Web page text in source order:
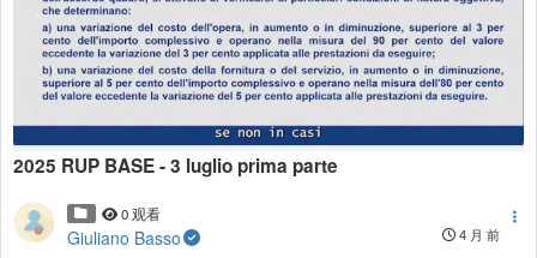
2025 RUP BASE - 3 luglio prima parte
0 观看
Giuliano Basso 4 月 前